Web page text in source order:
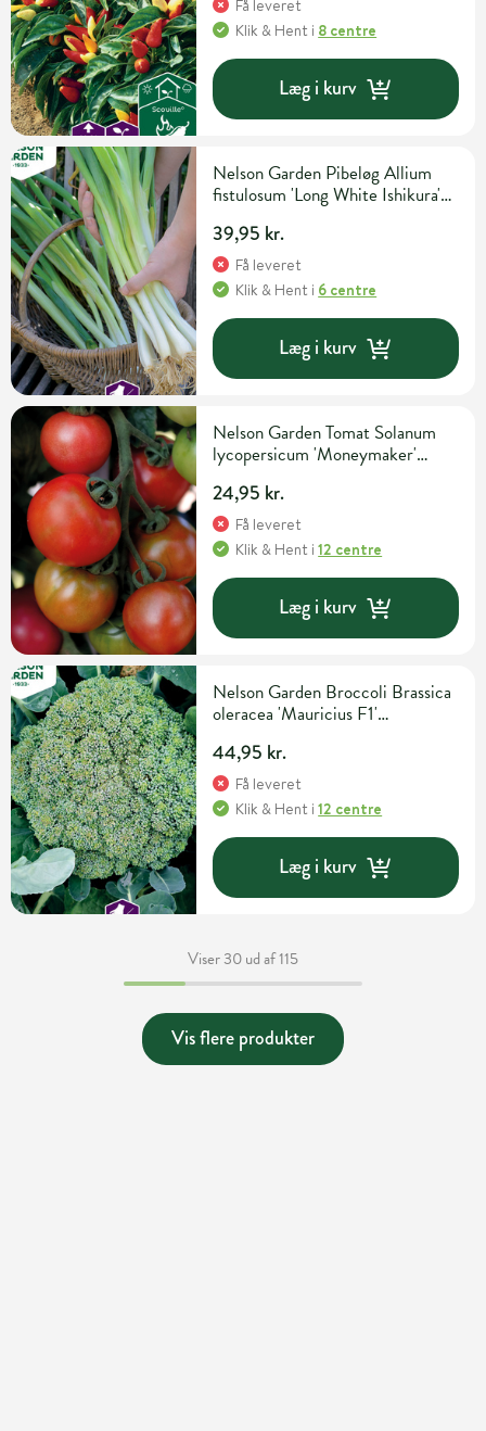
Få leveret
Klik & Hent i 8 centre
Læg i kurv
Nelson Garden Pibeløg Allium
fistulosum 'Long White Ishikura'
39,95 kr.
Få leveret
Klik & Hent i 6 centre
Læg i kurv
Nelson Garden Tomat Solanum
lycopersicum 'Moneymaker'
24,95 kr.
Få leveret
Klik & Hent i12 centre
Læg i kurv
Nelson Garden Broccoli Brassica
oleracea 'Mauricius F1'
44,95 kr.
Få leveret
Klik & Hent i12 centre
Læg i kurv
Viser 30 ud af 115
Vis flere produkter